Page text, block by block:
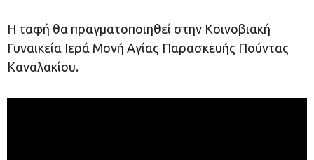
Η ταφή θα πραγματοποιηθεί στην Κοινοβιακή
Γυναικεία Ιερά Μονή Αγίας Παρασκευής Πούντας
Καναλακίου.​